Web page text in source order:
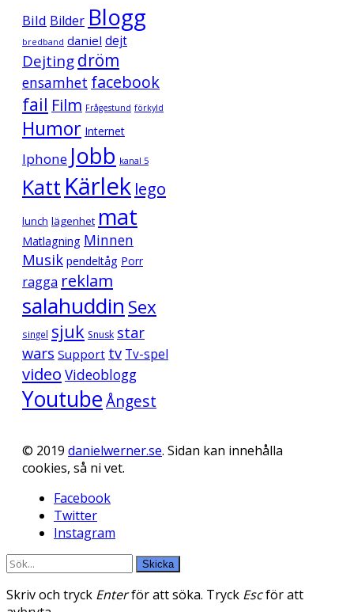
Bild Bilder Blogg
bredband daniel dejt
Dejtingdröm
ensamhet facebook
fail Film Frågestund förkyld
Humor Internet
Iphone Jobb kanal 5
Katt Kärlek lego
lunch lägenhet mat
Matlagning Minnen
Musik pendeltåg Porr
ragga reklam
salahuddin Sex
singel sjuk Snusk star
wars Support tv Tv-spel
video Videoblogg
YoutubeÅngest
© 2019 danielwerner.se. Sidan kan innehålla
cookies, så ni vet.
Facebook
Twitter
Instagram
Skicka
Skriv och tryck Enterför att söka. Tryck Escför att